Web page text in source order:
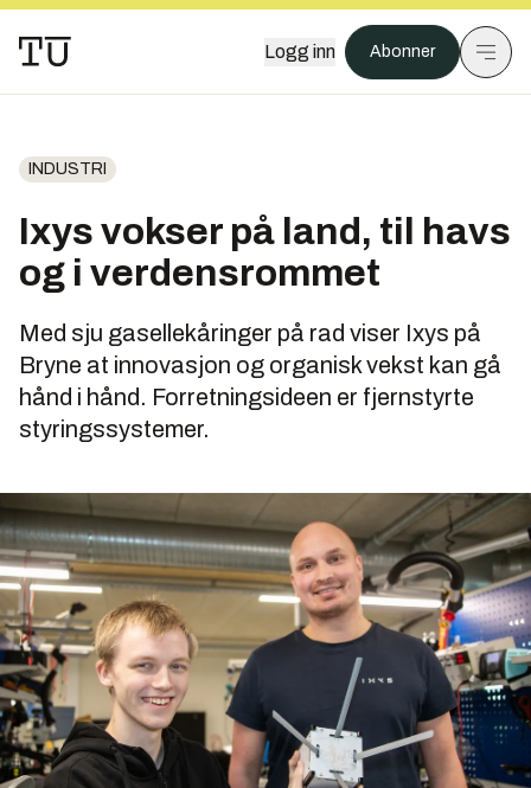
Logg inn Abonner
INDUSTRI
Ixys vokser på land, til havs
og i verdensrommet
Med sju gasellekåringer på rad viser Ixys på
Bryne at innovasjon og organisk vekst kan gå
hånd i hånd. Forretningsideen er fjernstyrte
styringssystemer.